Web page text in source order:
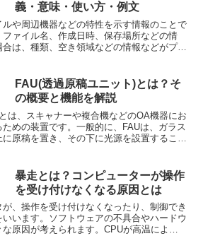
義・意味・使い方・例文
や周辺機器などの特性を示す情報のことで
ァイル名、作成日時、保存場所などの情
は、種類、空き領域などの情報などがプロ
るために重要な情報となります。例えば、
べれば、そのファイルがいつ作成された
たか、どのような内容が記述されているかな
ます。また、ハードディスクのプロパティ
ィスクの容量や空き領域、フォーマットの
ができます。プロパティは、コンピュータ
認することができます。また、ハードディ
イコンピュータ」でハードディスクを右ク
」というメニューを選択することで確認する
ィは、コンピューターを操作する上で欠か
ィを正しく理解することで、ファイルや周
安全に使用することができます。
FAU(透過原稿ユニット)とは？そ
の概要と機能を解説
とは、スキャナーや複合機などのOA機器にお
めの装置です。一般的に、
FAUは、ガラス
原稿を置き、その下に光源を設置すること
ます。また、FAUは、フィルムや写真など
る際にも使用されます。近年では、FAU が
複合機が増加しており、家庭やオフィスで使
ています。FAUは、原稿を透過させること
タを得ることができます。
暴走とは？コンピューターが操作
を受け付けなくなる原因とは
、操作を受け付けなくなったり、制御でき
いいます。ソフトウェアの不具合やハードウ
原因が考えられます。CPUが高温により